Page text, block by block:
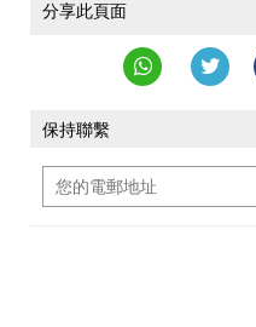
分享此頁面
保持聯繫